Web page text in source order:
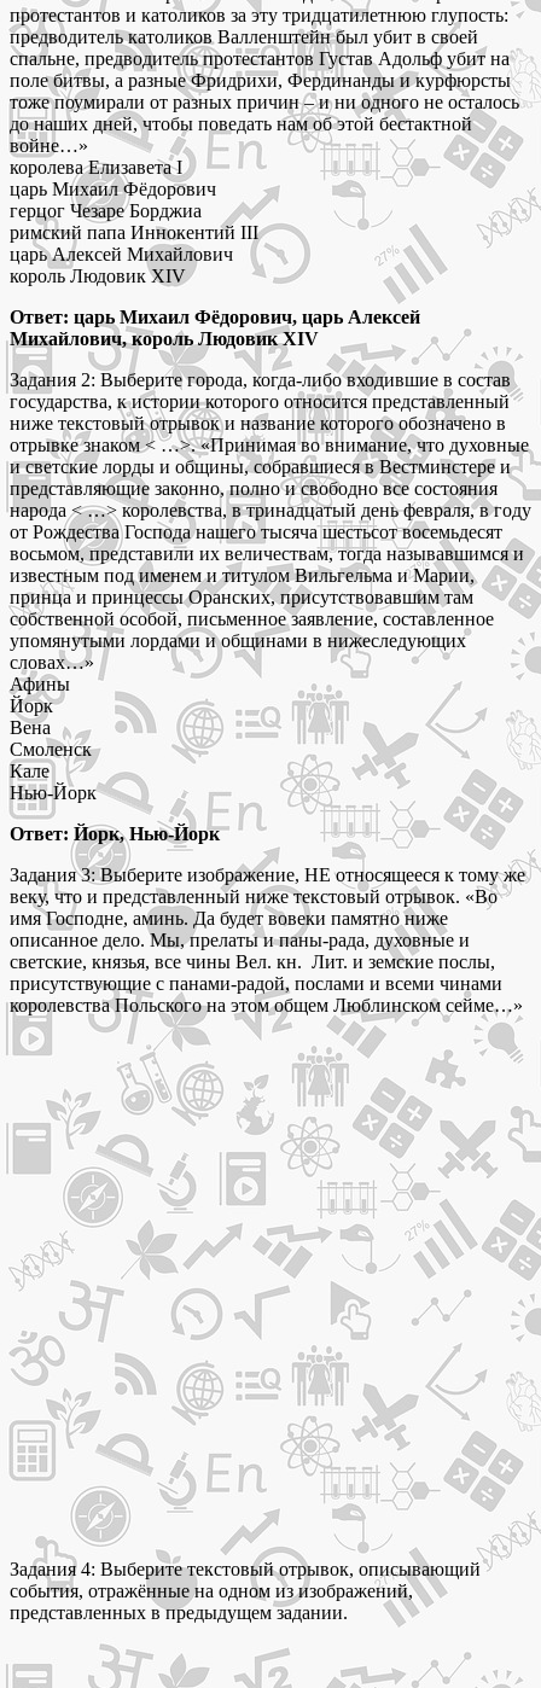
протестантов и католиков за эту тридцатилетнюю глупость:
предводитель католиков Валленштейн был убит в своей
спальне, предводитель протестантов Густав Адольф убит на
поле битвы, а разные Фридрихи, Фердинанды и курфюрсты
тоже поумирали от разных причин – и ни одного не осталось
до наших дней, чтобы поведать нам об этой бестактной
войне…»
королева Елизавета I
царь Михаил Фёдорович
герцог Чезаре Борджиа
римский папа Иннокентий III
царь Алексей Михайлович
король Людовик XIV
Ответ: царь Михаил Фёдорович, царь Алексей
Михайлович, король Людовик XIV
Задания 2: Выберите города, когда-либо входившие в состав
государства, к истории которого относится представленный
ниже текстовый отрывок и название которого обозначено в
отрывке знаком < …>. «Принимая во внимание, что духовные
и светские лорды и общины, собравшиеся в Вестминстере и
представляющие законно, полно и свободно все состояния
народа < …> королевства, в тринадцатый день февраля, в году
от Рождества Господа нашего тысяча шестьсот восемьдесят
восьмом, представили их величествам, тогда называвшимся и
известным под именем и титулом Вильгельма и Марии,
принца и принцессы Оранских, присутствовавшим там
собственной особой, письменное заявление, составленное
упомянутыми лордами и общинами в нижеследующих
словах…»
Афины
Йорк
Вена
Смоленск
Кале
Нью-Йорк
Ответ: Йорк, Нью-Йорк
Задания 3: Выберите изображение, НЕ относящееся к тому же
веку, что и представленный ниже текстовый отрывок. «Во
имя Господне, аминь. Да будет вовеки памятно ниже
описанное дело. Мы, прелаты и паны-рада, духовные и
светские, князья, все чины Вел. кн. Лит. и земские послы,
присутствующие с панами-радой, послами и всеми чинами
королевства Польского на этом общем Люблинском сейме…»
Задания 4: Выберите текстовый отрывок, описывающий
события, отражённые на одном из изображений,
представленных в предыдущем задании.